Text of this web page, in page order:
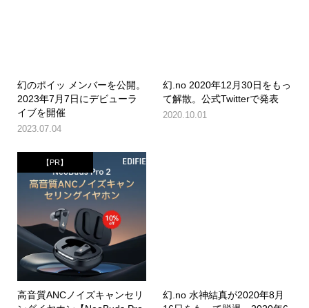
幻のポイッ メンバーを公開。
2023年7月7日にデビューラ
イブを開催
2023.07.04
幻.no 2020年12月30日をもっ
て解散。公式Twitterで発表
2020.10.01
【PR】
高音質ANCノイズキャンセリ
幻.no 水神結真が2020年8月